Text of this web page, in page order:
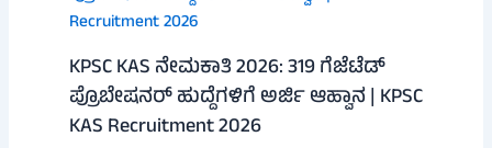
KPSC KAS ನೇಮಕಾತಿ 2026: 319 ಗೆಜೆಟೆಡ್
ಪ್ರೊಬೇಷನರ್ ಹುದ್ದೆಗಳಿಗೆ ಅರ್ಜಿ ಆಹ್ವಾನ | KPSC
KAS Recruitment 2026